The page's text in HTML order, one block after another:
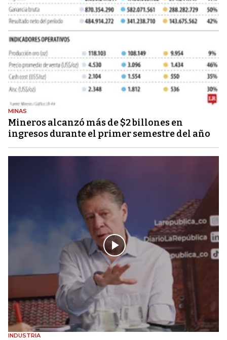
MINAS
Mineros alcanzó más de $2 billones en
ingresos durante el primer semestre del año
INDUSTRIA